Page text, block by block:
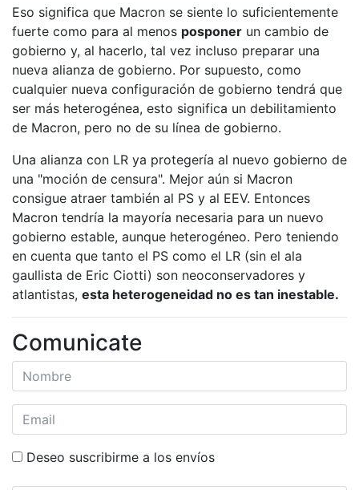
Eso significa que Macron se siente lo suficientemente
fuerte como para al menos posponer un cambio de
gobierno y, al hacerlo, tal vez incluso preparar una
nueva alianza de gobierno. Por supuesto, como
cualquier nueva configuración de gobierno tendrá que
ser más heterogénea, esto significa un debilitamiento
de Macron, pero no de su línea de gobierno.
Una alianza con LR ya protegería al nuevo gobierno de
una "moción de censura". Mejor aún si Macron
consigue atraer también al PS y al EEV. Entonces
Macron tendría la mayoría necesaria para un nuevo
gobierno estable, aunque heterogéneo. Pero teniendo
en cuenta que tanto el PS como el LR (sin el ala
gaullista de Eric Ciotti) son neoconservadores y
atlantistas, esta heterogeneidad no es tan inestable.
Comunicate
Deseo suscribirme a los envíos